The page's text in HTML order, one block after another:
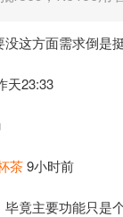
没这方面需求倒是
天23:33
茶9小时前
竟主要功能只是